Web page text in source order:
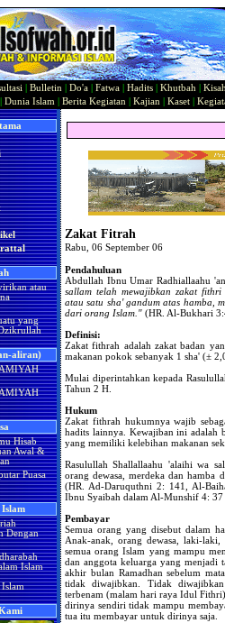
Bulletin Do'a Fatwa Hadits Khutbah
Dunia Islam Berita Kegiatan Kajian Kaset|
atau
yang
aliran)
Hisab
Awal &
Puasa
Dengan
Islam
Islam
Zakat Fitrah
Rabu, 06 September 06
Pendahuluan
Abdullah Ibnu Umar Radhiallaahu
sallam telah mewajibkan zakat
atau satu sha' gandum atas hamba,
dari orang Islam." (HR. Al-Bukhari
Definisi:
Zakat fithrah adalah zakat badan
makanan pokok sebanyak 1 sha' (±
Mulai diperintahkan kepada
Tahun 2 H.
Hukum
Zakat fithrah hukumnya wajib
hadits lainnya. Kewajiban ini adalah
yang memiliki kelebihan makanan
Rasulullah Shallallaahu 'alaihi wa
orang dewasa, merdeka dan hamba
(HR. Ad-Daruquthni 2: 141, Al-
Ibnu Syaibah dalam Al-Munshif 4: 37
Pembayar
Semua orang yang disebut dalam
Anak-anak, orang dewasa, laki-
semua orang Islam yang mampu
dan anggota keluarga yang menjadi
akhir bulan Ramadhan sebelum
tidak diwajibkan. Tidak
terbenam (malam hari raya Idul
dirinya sendiri tidak mampu
tua itu membayar untuk dirinya saja.